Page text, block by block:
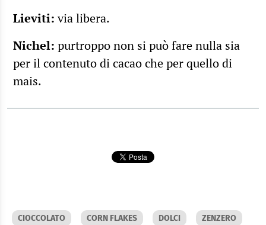
Lieviti:via libera.
Nichel: purtroppo non si può fare nulla sia
per il contenuto di cacao che per quello di
mais.
CIOCCOLATO CORN FLAKES DOLCI ZENZERO